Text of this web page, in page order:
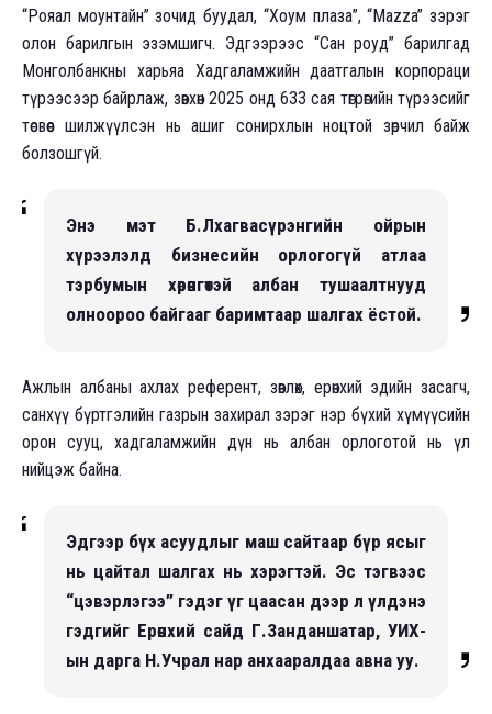
“Рояал моунтайн” зочид буудал, “Хоум плаза”, “Mazza” зэрэг
олон барилгын эзэмшигч. Эдгээрээс “Сан роуд” барилгад
Монголбанкны харьяа Хадгаламжийн даатгалын корпораци
түрээсээр байрлаж, зөвхөн 2025 онд 633 сая төгрөгийн түрээсийг
төсвөөс шилжүүлсэн нь ашиг сонирхлын ноцтой зөрчил байж
болзошгүй.
Энэ мэт Б.Лхагвасүрэнгийн ойрын
хүрээлэлд бизнесийн орлогогүй атлаа
тэрбумын хөрөнгөтэй албан тушаалтнууд
олноороо байгааг баримтаар шалгах ёстой.
Ажлын албаны ахлах референт, зөвлөх, ерөнхий эдийн засагч,
санхүү бүртгэлийн газрын захирал зэрэг нэр бүхий хүмүүсийн
орон сууц, хадгаламжийн дүн нь албан орлоготой нь үл
нийцэж байна.
Эдгээр бүх асуудлыг маш сайтаар бүр ясыг
нь цайтал шалгах нь хэрэгтэй. Эс тэгвээс
“цэвэрлэгээ” гэдэг үг цаасан дээр л үлдэнэ
гэдгийг Ерөнхий сайд Г.Занданшатар, УИХ-
ын дарга Н.Учрал нар анхааралдаа авна уу.